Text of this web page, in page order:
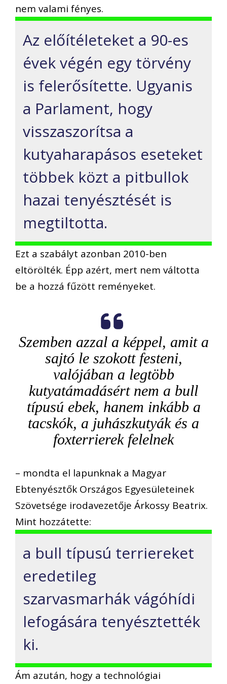
nem valami fényes.
Az előítéleteket a 90-es
évek végén egy törvény
is felerősítette. Ugyanis
a Parlament, hogy
visszaszorítsa a
kutyaharapásos eseteket
többek közt a pitbullok
hazai tenyésztését is
megtiltotta.
Ezt a szabályt azonban 2010-ben
eltörölték. Épp azért, mert nem váltotta
be a hozzá fűzött reményeket.
Szemben azzal a képpel, amit a
sajtó le szokott festeni,
valójában a legtöbb
kutyatámadásért nem a bull
típusú ebek, hanem inkább a
tacskók, a juhászkutyák és a
foxterrierek felelnek
– mondta el lapunknak a Magyar
Ebtenyésztők Országos Egyesületeinek
Szövetsége irodavezetője Árkossy Beatrix.
Mint hozzátette:
a bull típusú terriereket
eredetileg
szarvasmarhák vágóhídi
lefogására tenyésztették
ki.
Ám azután, hogy a technológiai